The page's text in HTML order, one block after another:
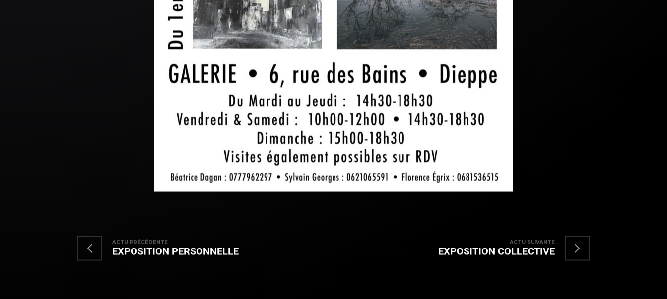
ACTU PRÉCÉDENTE
EXPOSITION PERSONNELLE
ACTU SUIVANTE
EXPOSITION COLLECTIVE